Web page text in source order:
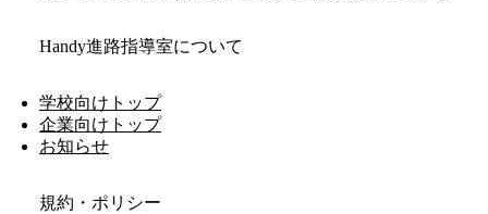
Handy進路指導室について
学校向けトップ
企業向けトップ
お知らせ
規約・ポリシー